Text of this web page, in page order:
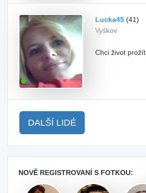
Lucka45 (41)
Vyškov
Chci život prožít..
DALŠÍ LIDÉ
NOVĚ REGISTROVANÍ S FOTKOU: